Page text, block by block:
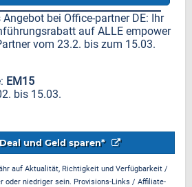
bei Office-partner DE: Ihr
auf ALLE empower
vom 23.2. bis zum 15.03.
EM15
bis 15.03.
und Geld sparen*
auf Aktualität, Richtigkeit und Verfügbarkeit /
oder niedriger sein. Provisions-Links / Affiliate-